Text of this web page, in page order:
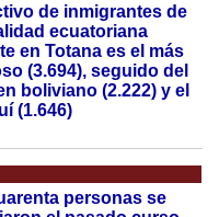
de inmigrantes de
ecuatoriana
en Totana es el más
(3.694), seguido del
boliviano (2.222) y el
(1.646)
personas se